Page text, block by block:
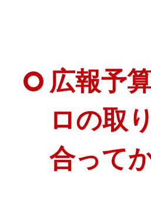
広報予
ロの取
合って